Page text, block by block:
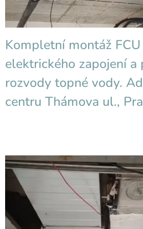
Kompletní montáž
elektrického zapojení a
rozvody topné vody.
centru Thámova ul.,